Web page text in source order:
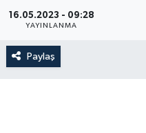
16.05.2023 - 09:28
YAYINLANMA
Paylaş